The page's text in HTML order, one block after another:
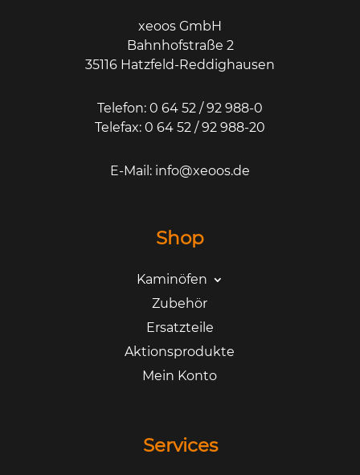
xeoos GmbH
Bahnhofstraße 2
35116 Hatzfeld-Reddighausen
Telefon: 0 64 52 / 92 988-0
Telefax: 0 64 52 / 92 988-20
E-Mail: info@xeoos.de
Shop
Kaminöfen
Zubehör
Ersatzteile
Aktionsprodukte
Mein Konto
Services